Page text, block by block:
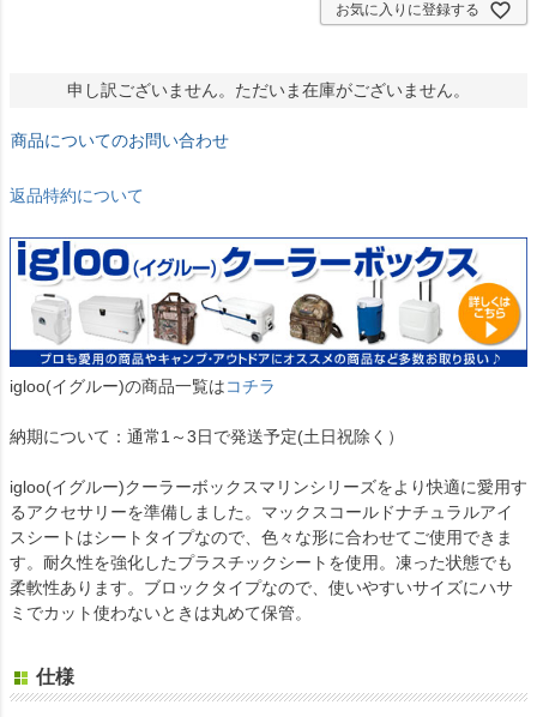
お気に入りに登録する
申し訳ございません。ただいま在庫がございません。
商品についてのお問い合わせ
返品特約について
igloo(イグルー)の商品一覧はコチラ
納期について：通常1～3日で発送予定(土日祝除く）
igloo(イグルー)クーラーボックスマリンシリーズをより快適に愛用す
るアクセサリーを準備しました。マックスコールドナチュラルアイ
スシートはシートタイプなので、色々な形に合わせてご使用できま
す。耐久性を強化したプラスチックシートを使用。凍った状態でも
柔軟性あります。ブロックタイプなので、使いやすいサイズにハサ
ミでカット使わないときは丸めて保管。
仕様